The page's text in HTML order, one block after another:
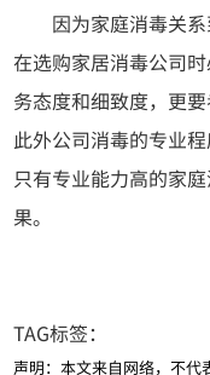
因为家庭消毒关系
在选购家居消毒公司
务态度和细致度，更
此外公司消毒的专业
只有专业能力高的家
果。
TAG标签：
声明：本文来自网络，不代